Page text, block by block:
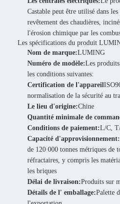
Castable peut être utilisé dans
revêtement des chaudières,
l'érosion chimique par les
Les spécifications du produit
Nom de marque:LUMING
Numéro de modèle:Les
les conditions suivantes:
Certification de l'appareil
normalisation de la sécurité au
Le lieu d'origine:Chine
Quantité minimale de
Conditions de paiement:L/C,
Capacité d'approvisionnement:
de 120 000 tonnes métriques de
réfractaires, y compris les
les briques
Délai de livraison:Produits sur
Détails de l' emballage:Palette